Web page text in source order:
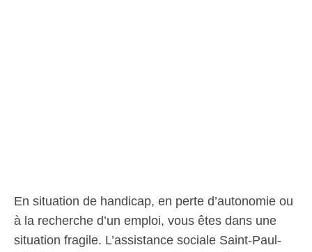
En situation de handicap, en perte d’autonomie ou
à la recherche d’un emploi, vous êtes dans une
situation fragile. L’assistance sociale Saint-Paul-